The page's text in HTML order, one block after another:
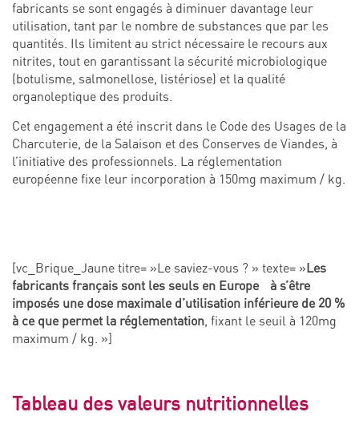
fabricants se sont engagés à diminuer davantage leur
utilisation, tant par le nombre de substances que par les
quantités. Ils limitent au strict nécessaire le recours aux
nitrites, tout en garantissant la sécurité microbiologique
(botulisme, salmonellose, listériose) et la qualité
organoleptique des produits.
Cet engagement a été inscrit dans le Code des Usages de la
Charcuterie, de la Salaison et des Conserves de Viandes, à
l’initiative des professionnels. La réglementation
européenne fixe leur incorporation à 150mg maximum / kg.
[vc_Brique_Jaune titre= »Le saviez-vous ? » texte= »Les
fabricants français sont les seuls en Europe à s’être
imposés une dose maximale d’utilisation inférieure de 20 %
à ce que permet la réglementation, fixant le seuil à 120mg
maximum / kg. »]
Tableau des valeurs nutritionnelles